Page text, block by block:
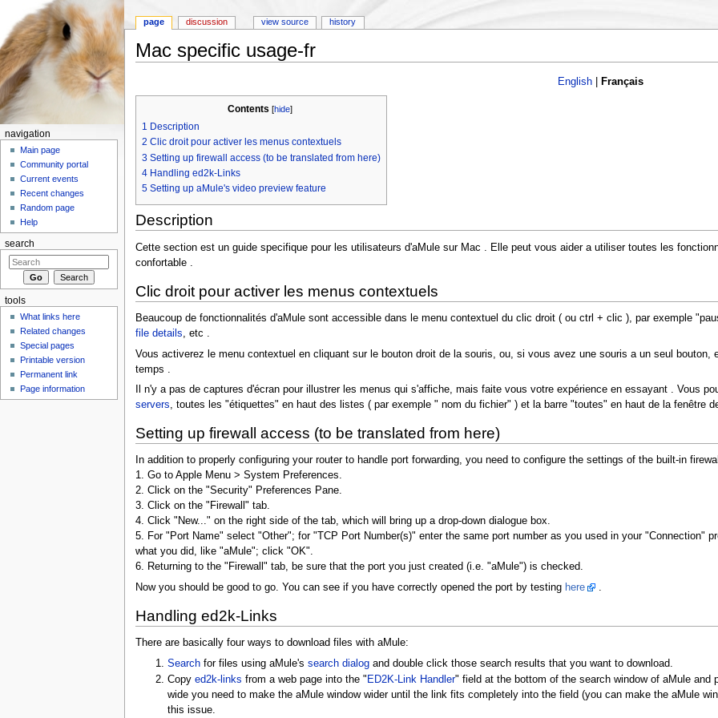
Mac specific usage-fr
English
Français
Contents [hide]
1 Description
2 Clic droit pour activer les menus contextuels
3 Setting up firewall access (to be translated from here)
4 Handling ed2k-Links
5 Setting up aMule's video preview feature
Description
Cette section est un guide specifique pour les utilisateurs d'aMule sur Mac . Elle peut vous aider a utiliser toutes les
confortable .
Clic droit pour activer les menus contextuels
Beaucoup de fonctionnalités d'aMule sont accessible dans le menu contextuel du clic droit ( ou ctrl + clic ), par exemple
file details, etc .
Vous activerez le menu contextuel en cliquant sur le bouton droit de la souris, ou, si vous avez une souris a un seul
temps .
Il n'y a pas de captures d'écran pour illustrer les menus qui s'affiche, mais faite vous votre expérience en essayant . Vous
servers, toutes les "étiquettes" en haut des listes ( par exemple " nom du fichier" ) et la barre "toutes" en haut de la fenêtre
Setting up firewall access (to be translated from here)
In addition to properly configuring your router to handle port forwarding, you need to configure the settings of the built-in
1. Go to Apple Menu > System Preferences.
2. Click on the "Security" Preferences Pane.
3. Click on the "Firewall" tab.
4. Click "New..." on the right side of the tab, which will bring up a drop-down dialogue box.
5. For "Port Name" select "Other"; for "TCP Port Number(s)" enter the same port number as you used in your "Connection"
what you did, like "aMule"; click "OK".
6. Returning to the "Firewall" tab, be sure that the port you just created (i.e. "aMule") is checked.
Now you should be good to go. You can see if you have correctly opened the port by testing here .
Handling ed2k-Links
There are basically four ways to download files with aMule:
Search for files using aMule'ssearch dialog and double click those search results that you want to download.
Copyed2k-links from a web page into the " ED2K-Link Handler" field at the bottom of the search window of aMule
wide you need to make the aMule window wider until the link fits completely into the field (you can make the aMule
this issue.
page discussion view source history
navigation
Main page
Community portal
Current events
Recent changes
Random page
Help
search
tools
What links here
Related changes
Special pages
Printable version
Permanent link
Page information